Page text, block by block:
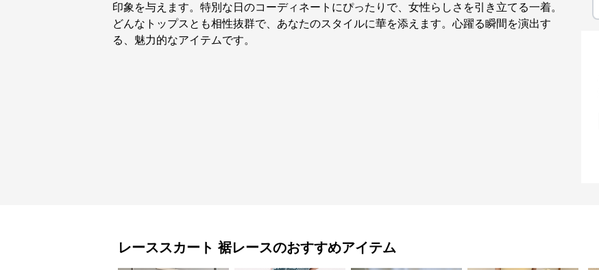
印象を与えます。特別な日のコーディネートにぴったりで、女性らしさを引き立てる一着。
どんなトップスとも相性抜群で、あなたのスタイルに華を添えます。心躍る瞬間を演出す
る、魅力的なアイテムです。
レーススカート 裾レースのおすすめアイテム